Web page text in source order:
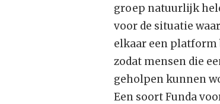
groep natuurlijk
voor de situatie
elkaar een platform
zodat mensen die
geholpen kunnen
Een soort Funda